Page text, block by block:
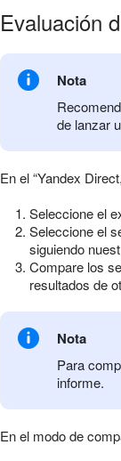
Evaluación
Nota
de lanzar
En el “Yandex
Seleccione el
Seleccione el
siguiendo
Compare los
resultados de
Nota
Para
informe.
En el modo de